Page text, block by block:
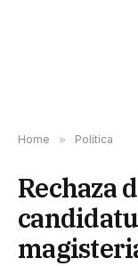
Home » Política
Rechaza